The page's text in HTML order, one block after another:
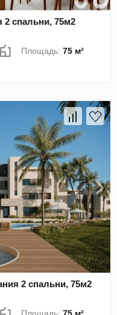
2 спальни, 75м2
Площадь:75 м²
2 спальни, 75м2
Площадь:75 м²